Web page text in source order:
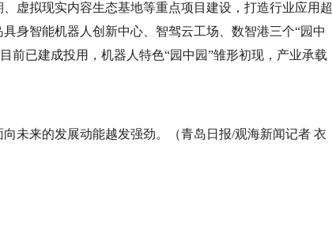
虚拟现实内容生态基地等重点项目建设，打造行业应用超
身智能机器人创新中心、智驾云工场、数智港三个“园中
前已建成投用，机器人特色“园中园”雏形初现，产业承载
未来的发展动能越发强劲。（青岛日报/观海新闻记者 衣